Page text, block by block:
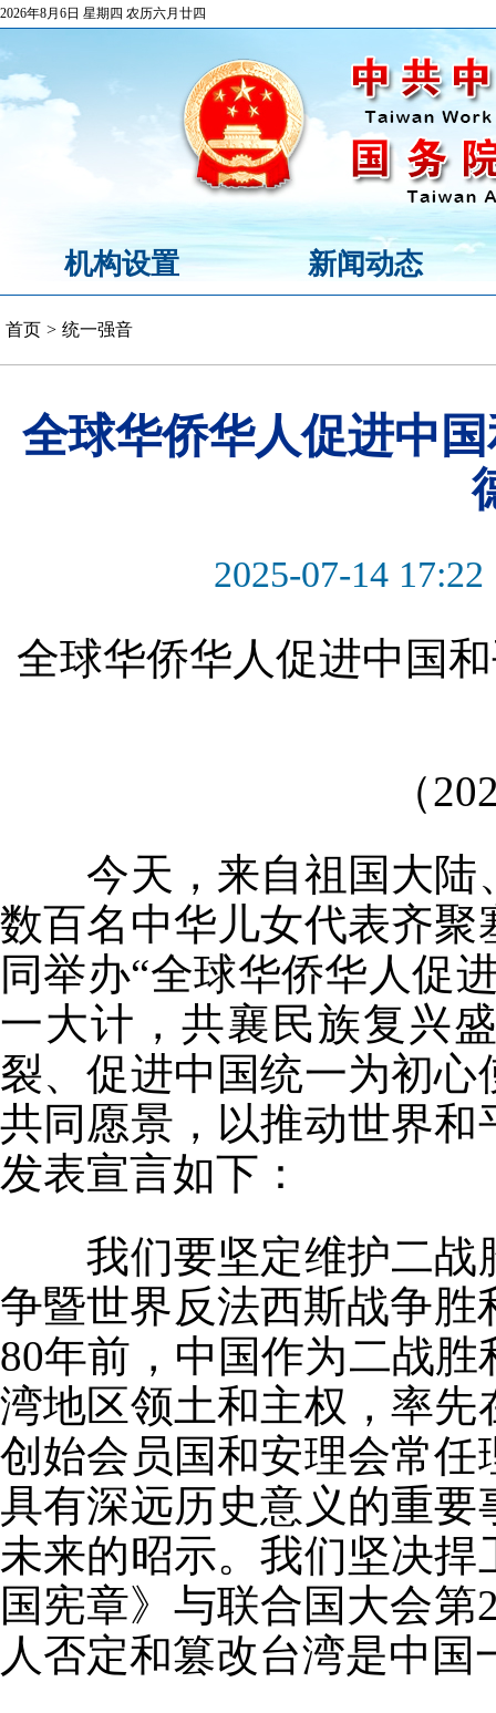
2026年8月6日 星期四 农历六月廿四
机构设置 新闻动态
首页 > 统一强音
全球华侨华人促进中
2025-07-14 17:22
全球华侨华人促进中国
（
今天，来自祖国大陆
数百名中华儿女代表齐
同举办“全球华侨华人促
一大计，共襄民族复兴
裂、促进中国统一为初
共同愿景，以推动世界
发表宣言如下：
我们要坚定维护二战
争暨世界反法西斯战争胜
80年前，中国作为二战
湾地区领土和主权，率
创始会员国和安理会常
具有深远历史意义的重
未来的昭示。我们坚决
国宪章》与联合国大会
人否定和篡改台湾是中